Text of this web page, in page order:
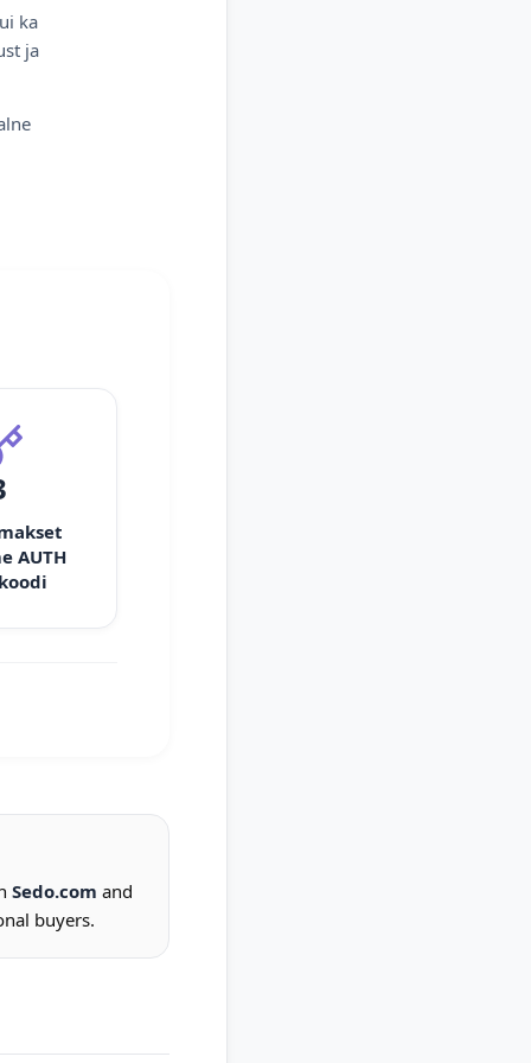
ka
ja
AUTH
Sedo.com and
buyers.